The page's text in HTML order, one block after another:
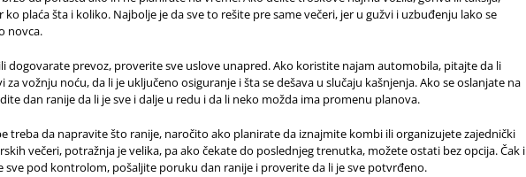
plaća šta i koliko. Najbolje je da sve to rešite pre same večeri, jer u gužvi i uzbuđenju lako se
novca.
dogovarate prevoz, proverite sve uslove unapred. Ako koristite najam automobila, pitajte da li
vožnju noću, da li je uključeno osiguranje i šta se dešava u slučaju kašnjenja. Ako se oslanjate na
dan ranije da li je sve i dalje u redu i da li neko možda ima promenu planova.
treba da napravite što ranije, naročito ako planirate da iznajmite kombi ili organizujete zajednički
večeri, potražnja je velika, pa ako čekate do poslednjeg trenutka, možete ostati bez opcija. Čak i
sve pod kontrolom, pošaljite poruku dan ranije i proverite da li je sve potvrđeno.